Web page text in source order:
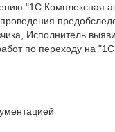
"1С:Комплексная
Исполнитель
по переходу на